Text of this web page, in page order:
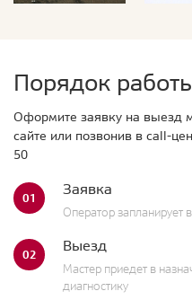
Порядок
Оформите заявку на выезд
сайте или позвонив в call-
50
01 Заявка
Оператор запланирует
02 Выезд
Мастер приедет в
диагностику